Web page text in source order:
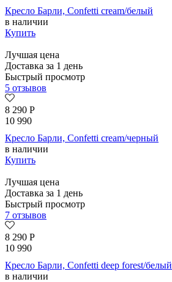
Кресло Барли, Confetti cream/белый
в наличии
Купить
Лучшая цена
Доставка за 1 день
Быстрый просмотр
5 отзывов
8 290 Р
10 990
Кресло Барли, Confetti cream/черный
в наличии
Купить
Лучшая цена
Доставка за 1 день
Быстрый просмотр
7 отзывов
8 290 Р
10 990
Кресло Барли, Confetti deep forest/белый
в наличии